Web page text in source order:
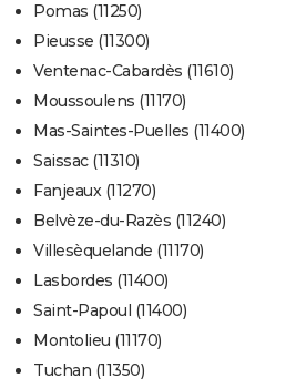
Pomas (11250)
Pieusse (11300)
Ventenac-Cabardès (11610)
Moussoulens (11170)
Mas-Saintes-Puelles (11400)
Saissac (11310)
Fanjeaux (11270)
Belvèze-du-Razès (11240)
Villesèquelande (11170)
Lasbordes (11400)
Saint-Papoul (11400)
Montolieu (11170)
Tuchan (11350)